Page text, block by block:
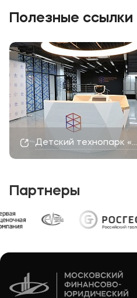
Полезные ссылки
Детский технопарк «Наукоград»
Партнеры